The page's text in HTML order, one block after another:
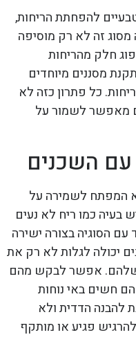
להפחתת הריחות,
מסוג זה לא רק מוסיפה
חלק מהריחות
מסננים מיוחדים
כל פתרון כזה לא
מאפשר לשמור על
השכנים
המפתח לשמירה על
בעיה כמו ריח לא נעים
הסוגיה בצורה ישירה
יכולה לגלות לא רק את
שלהם. אפשר לבקש מהם
חשים באי נוחות
להבנה הדדית ולא
פגיע או מותקף